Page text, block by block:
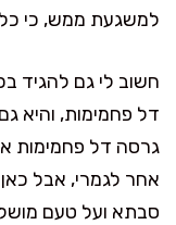
למשגעת ממש, כי כל
חשוב לי גם להגיד
דל פחמימות, והיא
גרסה דל פחמימות
אחר לגמרי, אבל
סבתא ועל טעם